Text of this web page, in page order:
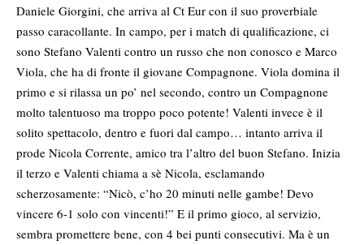
Daniele Giorgini, che arriva al Ct Eur con il suo proverbiale
passo caracollante. In campo, per i match di qualificazione, ci
sono Stefano Valenti contro un russo che non conosco e Marco
Viola, che ha di fronte il giovane Compagnone. Viola domina il
primo e si rilassa un po’ nel secondo, contro un Compagnone
molto talentuoso ma troppo poco potente! Valenti invece è il
solito spettacolo, dentro e fuori dal campo… intanto arriva il
prode Nicola Corrente, amico tra l’altro del buon Stefano. Inizia
il terzo e Valenti chiama a sè Nicola, esclamando
scherzosamente: “Nicò, c’ho 20 minuti nelle gambe! Devo
vincere 6-1 solo con vincenti!” E il primo gioco, al servizio,
sembra promettere bene, con 4 bei punti consecutivi. Ma è un